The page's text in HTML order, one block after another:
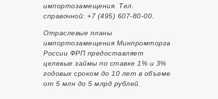
импортозамещения. Тел.
справочной: +7 (495) 607-80-00.
Отраслевые планы
импортозамещения Минпромторга
России ФРП предоставляет
целевые займы по ставке 1% и 3%
годовых сроком до 10 лет в объеме
от 5 млн до 5 млрд рублей.